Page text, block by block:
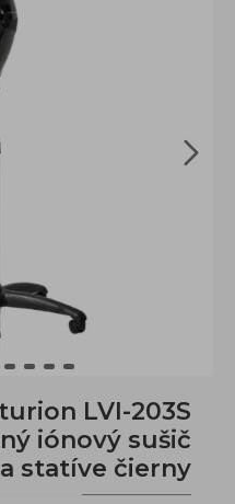
LVI-203S
iónový sušič
statíve čierny